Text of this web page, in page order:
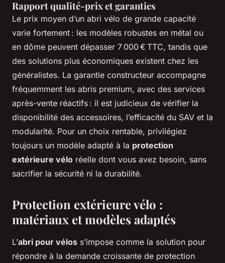
Rapport qualité-prix et garanties
Le prix moyen d’un abri vélo de grande capacité
varie fortement : les modèles robustes en métal ou
en dôme peuvent dépasser 7 000 € TTC, tandis que
des solutions plus économiques existent chez les
généralistes. La garantie constructeur accompagne
fréquemment les abris premium, avec des services
après-vente réactifs : il est judicieux de vérifier la
disponibilité des accessoires, l’efficacité du SAV et la
modularité. Pour un choix rentable, privilégiez
toujours un modèle adapté à la protection
extérieure vélo réelle dont vous avez besoin, sans
sacrifier la sécurité ni la durabilité.
Protection extérieure vélo :
matériaux et modèles adaptés
L’abri pour vélos s’impose comme la solution pour
répondre à la demande croissante de protection